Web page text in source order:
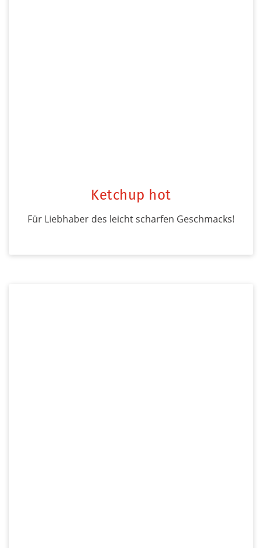
Ketchup hot
Für Liebhaber des leicht scharfen Geschmacks!